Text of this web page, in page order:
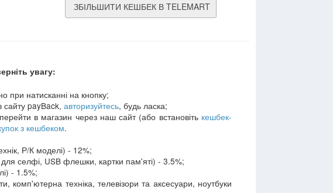
ЗБІЛЬШИТИ КЕШБЕК В TELEMART
увагу:
при натисканні на кнопку;
сайту payBack, авторизуйтесь, будь ласка;
в магазин через наш сайт (або встановіть кешбек-
з кешбеком.
Р/К моделі) - 12%;
селфі, USB флешки, картки пам'яті) - 3.5%;
- 1.5%;
комп'ютерна техніка, телевізори та аксесуари, ноутбуки